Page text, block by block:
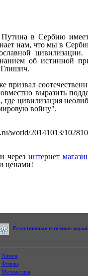
в Сербию имеет
нам, что мы в
об истинной
призвал
выразить
цивилизация
войну".
world/20141013/
через интернет
ценами!
Естественные и точные науки
Химия
Физика
Математика